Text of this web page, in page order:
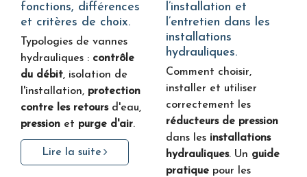
fonctions, différences
et critères de choix.
Typologies de vannes
hydrauliques : contrôle
du débit, isolation de
l'installation, protection
contre les retoursd'eau,
pression et purge d'air.
Lire la suite
l’installation et
l’entretien dans les
installations
hydrauliques.
Comment choisir,
installer et utiliser
correctement les
réducteurs de pression
dans les installations
hydrauliques. Un guide
pratique pour les